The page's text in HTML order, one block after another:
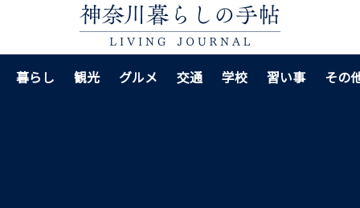
暮らし 観光 グルメ 交通 学校 習い事 その